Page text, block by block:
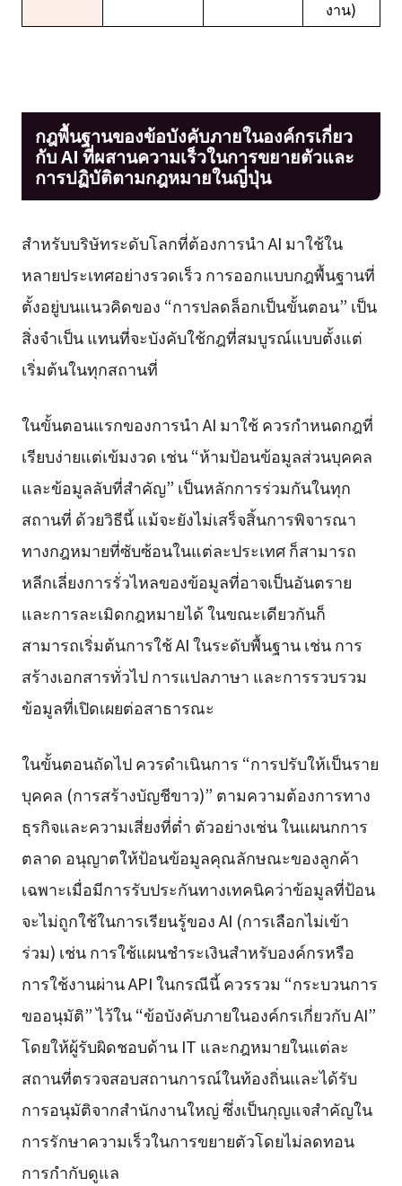
งาน)
กฎพื้นฐานของข้อบังคับภายในองค์กรเกี่ยว
กับ AI ที่ผสานความเร็วในการขยายตัวและ
การปฏิบัติตามกฎหมายในญี่ปุ่น
สำหรับบริษัทระดับโลกที่ต้องการนำ AI มาใช้ใน
หลายประเทศอย่างรวดเร็ว การออกแบบกฎพื้นฐานที่
ตั้งอยู่บนแนวคิดของ “การปลดล็อกเป็นขั้นตอน” เป็น
สิ่งจำเป็น แทนที่จะบังคับใช้กฎที่สมบูรณ์แบบตั้งแต่
เริ่มต้นในทุกสถานที่
ในขั้นตอนแรกของการนำ AI มาใช้ ควรกำหนดกฎที่
เรียบง่ายแต่เข้มงวด เช่น “ห้ามป้อนข้อมูลส่วนบุคคล
และข้อมูลลับที่สำคัญ” เป็นหลักการร่วมกันในทุก
สถานที่ ด้วยวิธีนี้ แม้จะยังไม่เสร็จสิ้นการพิจารณา
ทางกฎหมายที่ซับซ้อนในแต่ละประเทศ ก็สามารถ
หลีกเลี่ยงการรั่วไหลของข้อมูลที่อาจเป็นอันตราย
และการละเมิดกฎหมายได้ ในขณะเดียวกันก็
สามารถเริ่มต้นการใช้ AI ในระดับพื้นฐาน เช่น การ
สร้างเอกสารทั่วไป การแปลภาษา และการรวบรวม
ข้อมูลที่เปิดเผยต่อสาธารณะ
ในขั้นตอนถัดไป ควรดำเนินการ “การปรับให้เป็นราย
บุคคล (การสร้างบัญชีขาว)” ตามความต้องการทาง
ธุรกิจและความเสี่ยงที่ต่ำ ตัวอย่างเช่น ในแผนกการ
ตลาด อนุญาตให้ป้อนข้อมูลคุณลักษณะของลูกค้า
เฉพาะเมื่อมีการรับประกันทางเทคนิคว่าข้อมูลที่ป้อน
จะไม่ถูกใช้ในการเรียนรู้ของ AI (การเลือกไม่เข้า
ร่วม) เช่น การใช้แผนชำระเงินสำหรับองค์กรหรือ
การใช้งานผ่าน API ในกรณีนี้ ควรรวม “กระบวนการ
ขออนุมัติ” ไว้ใน “ข้อบังคับภายในองค์กรเกี่ยวกับ AI”
โดยให้ผู้รับผิดชอบด้าน IT และกฎหมายในแต่ละ
สถานที่ตรวจสอบสถานการณ์ในท้องถิ่นและได้รับ
การอนุมัติจากสำนักงานใหญ่ ซึ่งเป็นกุญแจสำคัญใน
การรักษาความเร็วในการขยายตัวโดยไม่ลดทอน
การกำกับดูแล